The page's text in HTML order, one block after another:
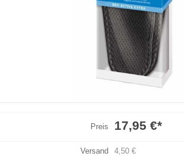
Preis 17,95 €*
Versand 4,50 €